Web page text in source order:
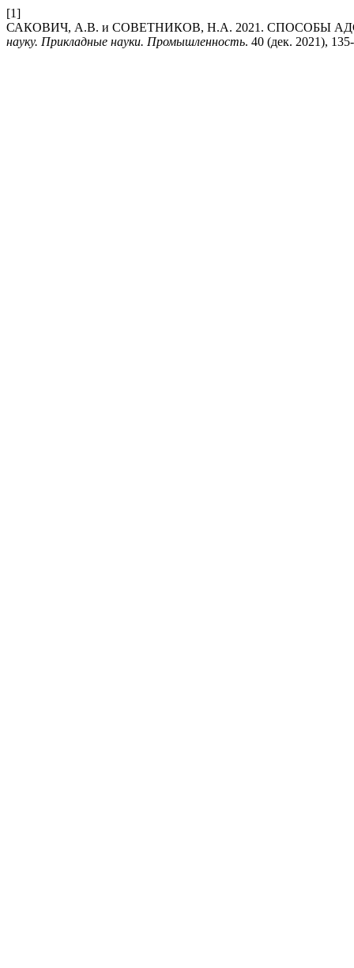
[1]
САКОВИЧ, А.В. и СОВЕТНИКОВ, Н.А. 2021. СПОСОБЫ
науку. Прикладные науки. Промышленность. 40 (дек. 2021),